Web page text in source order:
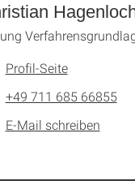
Profil-Seite
+49 711 685 66855
E-Mail schreiben